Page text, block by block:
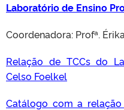
Laboratório de Ensino
Coordenadora: Profª.
Relação de TCCs do
Celso Foelkel
Catálogo com a